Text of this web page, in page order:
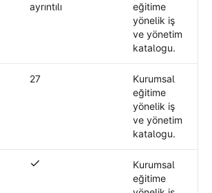
ayrıntılı
eğitime
yönelik iş
ve yönetim
katalogu.
27
Kurumsal
eğitime
yönelik iş
ve yönetim
katalogu.
Özetler ve mevcut kaynak bağlamıyla
Kurumsal
eğitime